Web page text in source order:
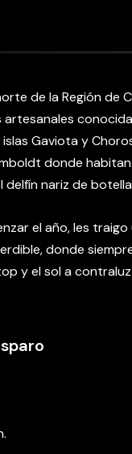
de la Región de
Gaviota y
donde
delfín nariz de
el año, les
donde
y el sol a contraluz